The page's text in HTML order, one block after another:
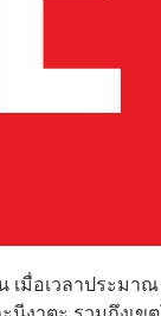
มื่อเวลาประมา